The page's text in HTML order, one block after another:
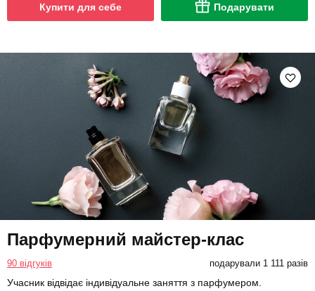
Купити для себе Подарувати
Парфумерний майстер-клас
90 відгуків подарували 1 111 разів
Учасник відвідає індивідуальне заняття з парфумером.